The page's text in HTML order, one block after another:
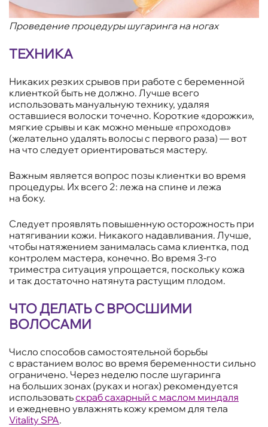
Проведение процедуры шугаринга на ногах
ТЕХНИКА
Никаких резких срывов при работе с беременной
клиенткой быть не должно. Лучше всего
использовать мануальную технику, удаляя
оставшиеся волоски точечно. Короткие «дорожки»,
мягкие срывы и как можно меньше «проходов»
(желательно удалять волосы с первого раза) — вот
на что следует ориентироваться мастеру.
Важным является вопрос позы клиентки во время
процедуры. Их всего 2: лежа на спине и лежа
на боку.
Следует проявлять повышенную осторожность при
натягивании кожи. Никакого надавливания. Лучше,
чтобы натяжением занималась сама клиентка, под
контролем мастера, конечно. Во время 3-го
триместра ситуация упрощается, поскольку кожа
и так достаточно натянута растущим плодом.
ЧТО ДЕЛАТЬ С ВРОСШИМИ
ВОЛОСАМИ
Число способов самостоятельной борьбы
с врастанием волос во время беременности сильно
ограничено. Через неделю после шугаринга
на больших зонах (руках и ногах) рекомендуется
использоватьскраб сахарный с маслом миндаля
и ежедневно увлажнять кожу кремом для тела
Vitality SPA.